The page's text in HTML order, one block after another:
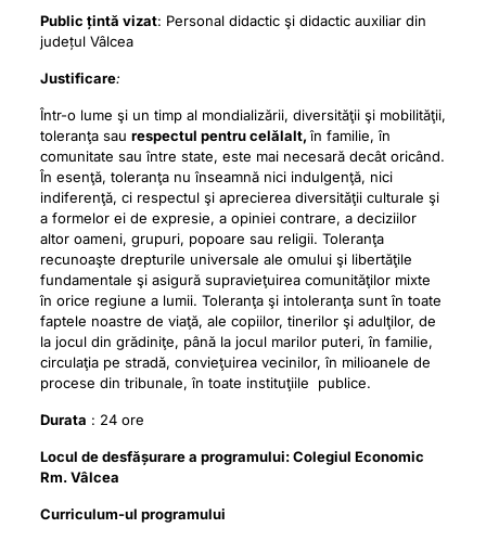
Public țintă vizat: Personal didactic şi didactic auxiliar din
județul Vâlcea
Justificare:
Într-o lume şi un timp al mondializării, diversităţii şi mobilităţii,
toleranţa sau respectul pentru celălalt,în familie, în
comunitate sau între state, este mai necesară decât oricând.
În esenţă, toleranţa nu înseamnă nici indulgenţă, nici
indiferenţă, ci respectul şi aprecierea diversităţii culturale şi
a formelor ei de expresie, a opiniei contrare, a deciziilor
altor oameni, grupuri, popoare sau religii. Toleranţa
recunoaşte drepturile universale ale omului şi libertăţile
fundamentale şi asigură supravieţuirea comunităţilor mixte
în orice regiune a lumii. Toleranţa şi intoleranţa sunt în toate
faptele noastre de viaţă, ale copiilor, tinerilor şi adulţilor, de
la jocul din grădiniţe, până la jocul marilor puteri, în familie,
circulaţia pe stradă, convieţuirea vecinilor, în milioanele de
procese din tribunale, în toate instituţiile publice.
Durata : 24 ore
Locul de desfășurare a programului: Colegiul Economic
Rm. Vâlcea
Curriculum-ul programului